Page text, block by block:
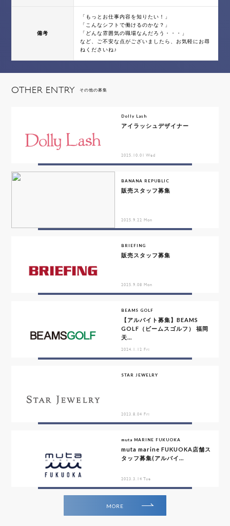
備考
「もっとお仕事内容を知りたい！」
「こんなシフトで働けるのかな？」
「どんな雰囲気の職場なんだろう・・・」
など、ご不安な点がございましたら、お気軽にお尋
ねくださいね♪
OTHER ENTRY その他の募集
Dolly Lash
アイラッシュデザイナー
2025.10.01 Wed
BANANA REPUBLIC
販売スタッフ募集
2025.9.22 Mon
BRIEFING
販売スタッフ募集
2025.9.08 Mon
BEAMS GOLF
【アルバイト募集】BEAMS
GOLF（ビームスゴルフ） 福岡
天...
2024.1.12 Fri
STAR JEWELRY
2023.8.04 Fri
muta MARINE FUKUOKA
muta marine FUKUOKA店舗ス
タッフ募集(アルバイ...
2023.3.14 Tue
MORE